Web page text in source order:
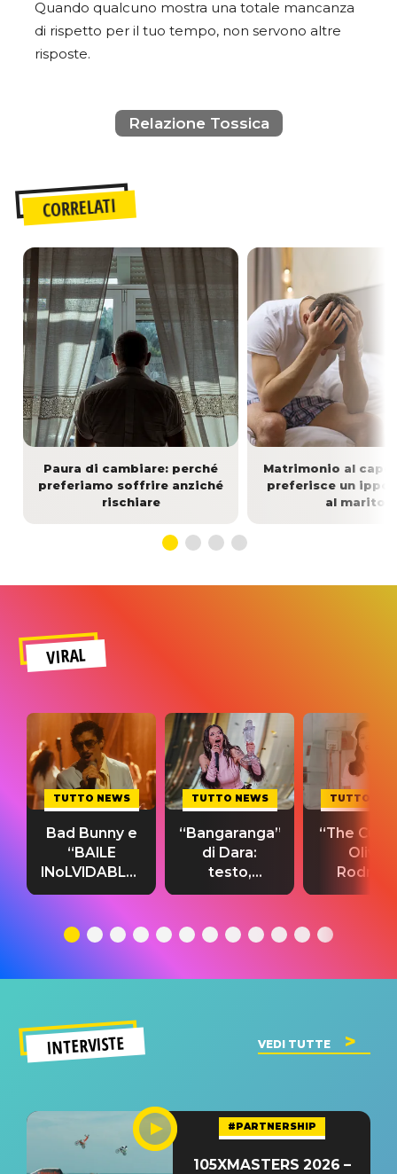
Quando qualcuno mostra una totale mancanza
di rispetto per il tuo tempo, non servono altre
risposte.
Relazione Tossica
CORRELATI
Paura di cambiare: perché
preferiamo soffrire anziché
rischiare
Matrimonio al
preferisce un
al marito
VIRAL
TUTTO NEWS
Bad Bunny e
“BAILE
INoLVIDABLE”:
testo,
significato
TUTTO NEWS
“Bangaranga”
di Dara:
testo,
traduzione e
del singolo
TUTTO
“The
Olivia
testo,
INTERVISTE VEDI TUTTE
#PARTNERSHIP
105XMASTERS 2026 –